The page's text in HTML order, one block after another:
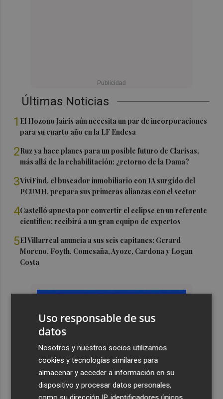
Últimas Noticias
1 El Hozono Jairis aún necesita un par de incorporaciones
para su cuarto año en la LF Endesa
2Ruz ya hace planes para un posible futuro de Clarisas,
más allá de la rehabilitación: ¿retorno de la Dama?
3ViviFind, el buscador inmobiliario con IA surgido del
PCUMH, prepara sus primeras alianzas con el sector
4Castelló apuesta por convertir el eclipse en un referente
científico: recibirá a un gran equipo de expertos
5El Villarreal anuncia a sus seis capitanes: Gerard
Moreno, Foyth, Comesaña, Ayoze, Cardona y Logan
Costa
Uso responsable de sus
datos
Nosotros y nuestros socios utilizamos
cookies y tecnologías similares para
almacenar y acceder a información en su
dispositivo y procesar datos personales,